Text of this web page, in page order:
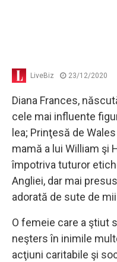
LiveBiz 23/12/2020
Diana Frances,
cele mai influente
lea; Prinţesă de
mamă a lui William şi
împotriva tuturor
Angliei, dar mai
adorată de sute de
O femeie care a ştiut
neşters în inimile
acţiuni caritabile şi